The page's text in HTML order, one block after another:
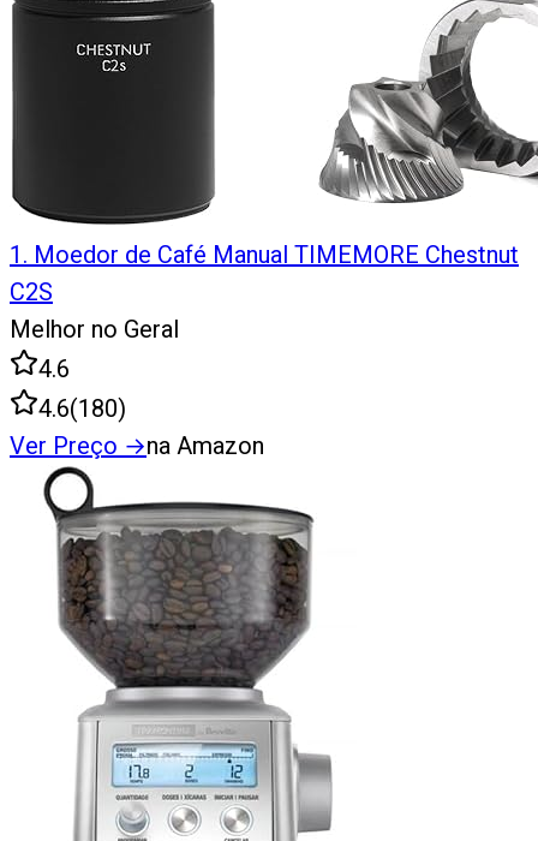
1 . Moedor de Café Manual TIMEMORE Chestnut
C2S
Melhor no Geral
4.6
4.6(180)
Ver Preço →na Amazon